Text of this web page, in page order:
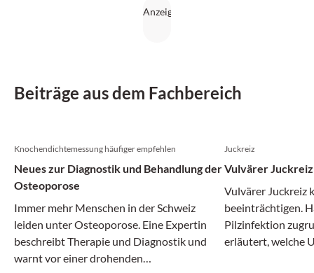
Beiträge aus dem Fachbereich
Knochendichtemessung häufiger empfehlen
Neues zur Diagnostik und Behandlung der
Osteoporose
Immer mehr Menschen in der Schweiz
leiden unter Osteoporose. Eine Expertin
beschreibt Therapie und Diagnostik und
warnt vor einer drohenden
Juckreiz
Vulvärer
Vulvärer Juckreiz
beeinträchtigen.
Pilzinfektion
erläutert, welche